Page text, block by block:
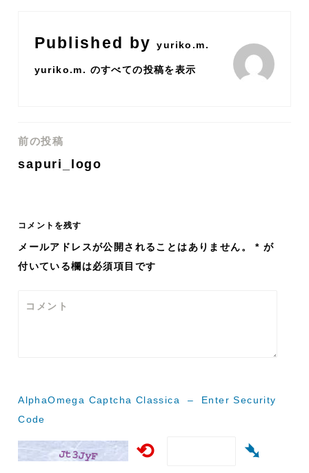
Published byyuriko.m.
yuriko.m. のすべての投稿を表示
投
ビ
ゲ
ー
ン
前の投稿
sapuri_logo
コメントを残す
メールアドレスが公開されることはありません。 * が
付いている欄は必須項目です
コメント
AlphaOmega Captcha Classica – Enter Security
Code
⟲ ➴